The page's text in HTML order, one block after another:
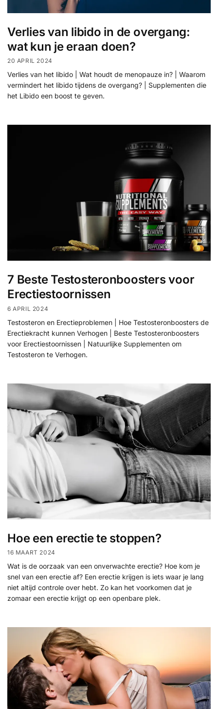
Verlies van libido in de overgang:
wat kun je eraan doen?
20 APRIL 2024
Verlies van het libido | Wat houdt de menopauze in? | Waarom
vermindert het libido tijdens de overgang? | Supplementen die
het Libido een boost te geven.
7 Beste Testosteronboosters voor
Erectiestoornissen
6 APRIL 2024
Testosteron en Erectieproblemen | Hoe Testosteronboosters de
Erectiekracht kunnen Verhogen | Beste Testosteronboosters
voor Erectiestoornissen | Natuurlijke Supplementen om
Testosteron te Verhogen.
Hoe een erectie te stoppen?
16 MAART 2024
Wat is de oorzaak van een onverwachte erectie? Hoe kom je
snel van een erectie af? Een erectie krijgen is iets waar je lang
niet altijd controle over hebt. Zo kan het voorkomen dat je
zomaar een erectie krijgt op een openbare plek.